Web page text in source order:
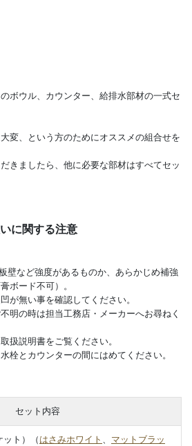
ボウル、カウンター、給排水部材の一式セ
変、という方のためにオススメの組合せを
きましたら、他に必要な部材はすべてセッ
に関する注意
壁など強度があるものか、あらかじめ補強
ボード不可）。
が無い事を確認してください。
明の時は担当工務店・メーカーへお尋ねく
扱説明書をご覧ください。
栓とカウンターの間にはめてください。
セット内容
ット）（ はさみホワイト 、 マットブラッ